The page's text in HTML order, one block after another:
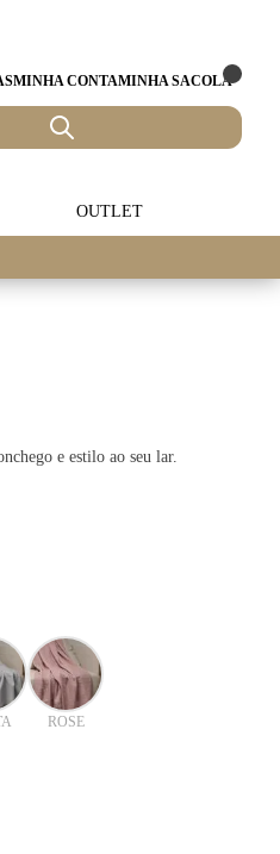
MINHA CONTAMINHA SACOLA
OUTLET
e estilo ao seu lar.
ROSE